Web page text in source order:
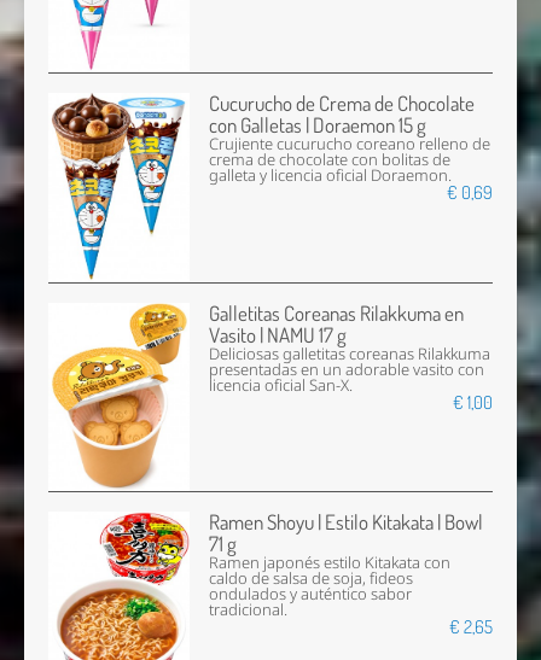
Cucurucho de Crema de Chocolate
con Galletas | Doraemon 15 g
Crujiente cucurucho coreano relleno de
crema de chocolate con bolitas de
galleta y licencia oficial Doraemon.
€ 0,69
Galletitas Coreanas Rilakkuma en
Vasito | NAMU 17 g
Deliciosas galletitas coreanas Rilakkuma
presentadas en un adorable vasito con
licencia oficial San-X.
€ 1,00
Ramen Shoyu | Estilo Kitakata | Bowl
71 g
Ramen japonés estilo Kitakata con
caldo de salsa de soja, fideos
ondulados y auténtico sabor
tradicional.
€ 2,65